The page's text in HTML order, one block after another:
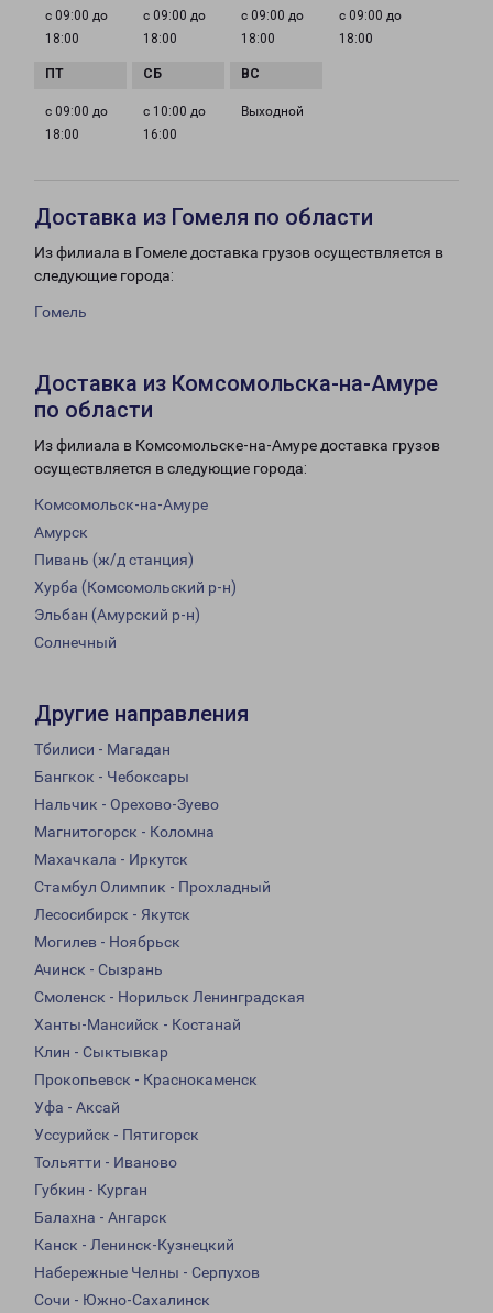
с 09:00 до
18:00
с 09:00 до
18:00
с 09:00 до
18:00
с 09:00 до
18:00
с 09:00 до
18:00
с 10:00 до
16:00
Выходной
Доставка из Гомеля по области
Из филиала в Гомеле доставка грузов осуществляется в
следующие города:
Гомель
Доставка из Комсомольска-на-Амуре
по области
Из филиала в Комсомольске-на-Амуре доставка грузов
осуществляется в следующие города:
Комсомольск-на-Амуре
Амурск
Пивань (ж/д станция)
Хурба (Комсомольский р-н)
Эльбан (Амурский р-н)
Солнечный
Другие направления
Тбилиси - Магадан
Бангкок - Чебоксары
Нальчик - Орехово-Зуево
Магнитогорск - Коломна
Махачкала - Иркутск
Стамбул Олимпик - Прохладный
Лесосибирск - Якутск
Могилев - Ноябрьск
Ачинск - Сызрань
Смоленск - Норильск Ленинградская
Ханты-Мансийск - Костанай
Клин - Сыктывкар
Прокопьевск - Краснокаменск
Уфа - Аксай
Уссурийск - Пятигорск
Тольятти - Иваново
Губкин - Курган
Балахна - Ангарск
Канск - Ленинск-Кузнецкий
Набережные Челны - Серпухов
Сочи - Южно-Сахалинск